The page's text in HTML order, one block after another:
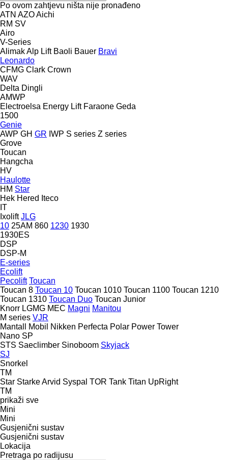
Po ovom zahtjevu ništa nije pronađeno
ATN AZOAichi
RM SV
Airo
V-Series
AlimakAlp Lift Baoli Bauer Bravi
Leonardo
CFMG Clark Crown
WAV
Delta Dingli
AMWP
Electroelsa Energy Lift Faraone Geda
1500
Genie
AWP GH GR IWP S series Z series
Grove
Toucan
Hangcha
HV
Haulotte
HM Star
Hek Hered Iteco
IT
Ixolift JLG
10 25AM 860 1230 1930
1930ES
DSP
DSP-M
E-series
Ecolift
Pecolift Toucan
Toucan 8 Toucan 10 Toucan 1010 Toucan 1100 Toucan 1210
Toucan 1310 Toucan Duo Toucan Junior
Knorr LGMG MEC Magni Manitou
M series VJR
Mantall
Mobil Nikken Perfecta Polar Power Tower
Nano SP
STS Saeclimber Sinoboom Skyjack
SJ
Snorkel
TM
Star Starke Arvid Syspal TOR Tank Titan UpRight
TM
prikaži sve
Mini
Mini
Gusjenični sustav
Gusjenični sustav
Lokacija
Pretraga po radijusu